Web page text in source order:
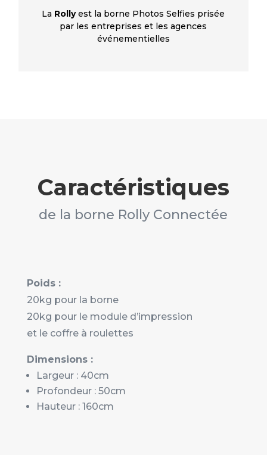
La Rollyest la borne Photos Selfies prisée
par les entreprises et les agences
événementielles
Caractéristiques
de la borne Rolly Connectée
Poids :
20kg pour la borne
20kg pour le module d’impression
et le coffre à roulettes
Dimensions :
Largeur : 40cm
Profondeur : 50cm
Hauteur : 160cm